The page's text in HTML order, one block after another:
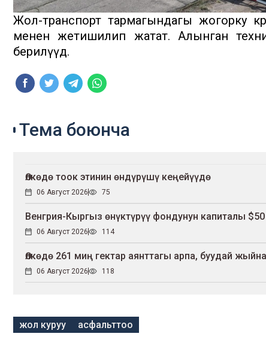
Жол-транспорт тармагындагы жогорку
менен жетишилип жатат. Алынган
берилүүдө.
Тема боюнча
Өлкөдө тоок этинин өндүрүшү кеңейүүдө
06 Август 2026 75
Венгрия-Кыргыз өнүктүрүү фондунун капиталы
06 Август 2026 114
Өлкөдө 261 миң гектар аянттагы арпа, буудай
06 Август 2026 118
жол куруу асфальттоо